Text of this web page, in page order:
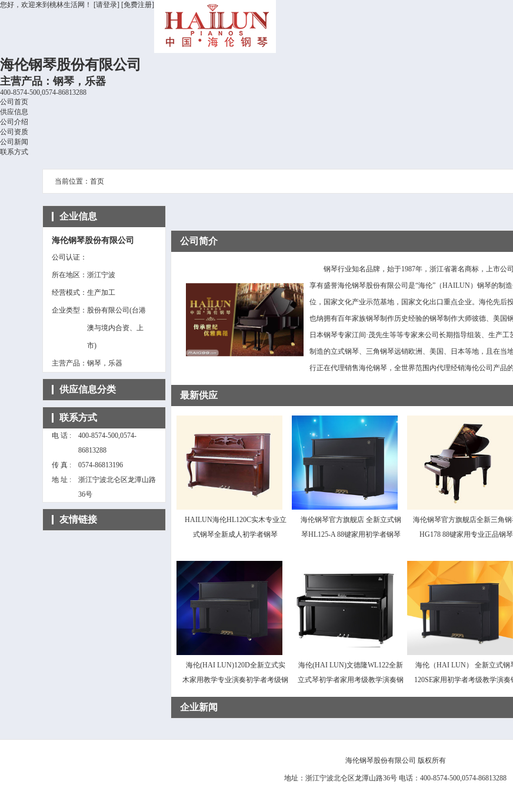
您好，欢迎来到桃林生活网！ [请登录] [免费注册]
海伦钢琴股份有限公司
主营产品：钢琴，乐器
400-8574-500,0574-86813288
公司首页
供应信息
公司介绍
公司资质
公司新闻
联系方式
当前位置：首页
企业信息
海伦钢琴股份有限公司
公司认证：
所在地区： 浙江宁波
经营模式： 生产加工
企业类型： 股份有限公司(台港
澳与境内合资、上
市)
主营产品： 钢琴，乐器
供应信息分类
联系方式
电 话 :
400-8574-500,0574-
86813288
传 真 :
0574-86813196
地 址 :
浙江宁波北仑区龙潭山路
36号
友情链接
公司简介
钢琴行业知名品牌，始于1987年，浙江省著名商标，上市
享有盛誉海伦钢琴股份有限公司是“海伦”（HAILUN）钢琴的制
位，国家文化产业示范基地，国家文化出口重点企业。海伦先
也纳拥有百年家族钢琴制作历史经验的钢琴制作大师彼德、美国
日本钢琴专家江间·茂先生等等专家来公司长期指导组装、生产
制造的立式钢琴、三角钢琴远销欧洲、美国、日本等地，且在当
行正在代理销售海伦钢琴，全世界范围内代理经销海伦公司产品
最新供应
HAILUN海伦HL120C实木专业立
式钢琴全新成人初学者钢琴
海伦钢琴官方旗舰店 全新立式钢
琴HL125-A 88键家用初学者钢琴
海伦钢琴官方旗舰店全新三角
HG178 88键家用专业正品钢琴
海伦(HAI LUN)120D全新立式实
木家用教学专业演奏初学者考级钢
海伦(HAI LUN)文德隆WL122全新
立式琴初学者家用考级教学演奏钢
海伦（HAI LUN） 全新立式钢
120SE家用初学者考级教学演奏
企业新闻
海伦钢琴股份有限公司 版权所有
地址：浙江宁波北仑区龙潭山路36号 电话：400-8574-500,0574-86813288